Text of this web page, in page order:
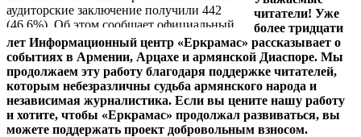
аудиторские заключение получили 442
(46.6%). Об этом сообщает официальный
сайт Министерства финансов. 204
компаний заключения не получили, а 295
вовсе не прошли аудита.
читатели! Уже
более тридцати
лет Информационный центр «Еркрамас» рассказывает о
событиях в Армении, Арцахе и армянской Диаспоре. Мы
продолжаем эту работу благодаря поддержке читателей,
которым небезразличны судьба армянского народа и
независимая журналистика. Если вы цените нашу работу
и хотите, чтобы «Еркрамас» продолжал развиваться, вы
можете поддержать проект добровольным взносом.